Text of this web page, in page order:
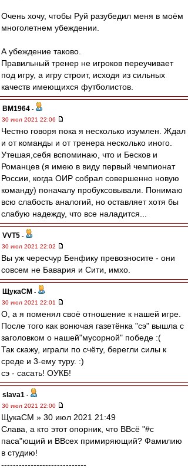
Очень хочу, чтобы Руй разубедил меня в моём
многолетнем убеждении.
А убеждение таково.
Правильный тренер не игроков переучивает
под игру, а игру строит, исходя из сильных
качеств имеющихся футболистов.
BM1964 -
30 июл 2021 22:06
Честно говоря пока я несколько изумлен. Ждал
и от команды и от тренера несколько иного.
Утешая,себя вспоминаю, что и Бесков и
Романцев (я имею в виду первый чемпионат
России, когда ОИР собрал совершенно новую
команду) поначалу пробуксовывали. Понимаю
всю слабость аналогий, но оставляет хотя бы
слабую надежду, что все наладится...
VVT5 -
30 июл 2021 22:02
Вы уж чересчур Бенфику превозносите - они
совсем не Бавария и Сити, имхо.
ЩукаСМ -
30 июл 2021 22:01
О, а я поменял своё отношение к нашей игре.
После того как вонючая газетёнка "сэ" вышла с
заголовком о нашей"мусорной" победе :(
Так скажу, играли по счёту, берегли силы к
среде и 3-ему туру. :)
сэ - сасать! ОУКБ!
slava1 -
30 июл 2021 22:00
ЩукаСМ » 30 июл 2021 21:49
Слава, а кто этот опорник, что ВВсё "#с
паса"ющий и ВВсех примиряющий? Фамилию
в студию!
-----------------------------